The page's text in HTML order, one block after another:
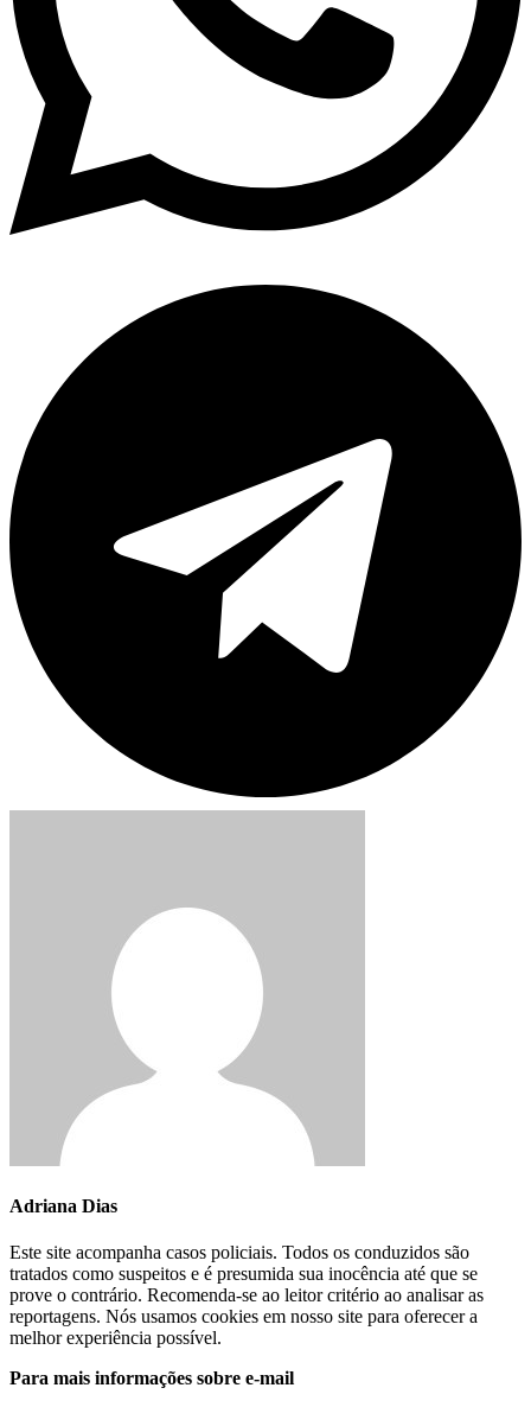
Adriana Dias
Este site acompanha casos policiais. Todos os conduzidos são
tratados como suspeitos e é presumida sua inocência até que se
prove o contrário. Recomenda-se ao leitor critério ao analisar as
reportagens. Nós usamos cookies em nosso site para oferecer a
melhor experiência possível.
Para mais informações sobre e-mail